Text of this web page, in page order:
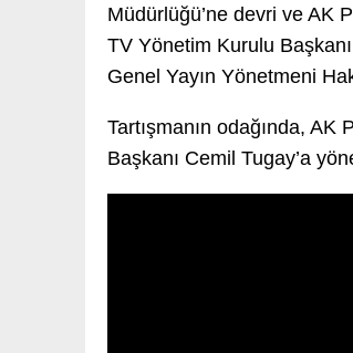
Müdürlüğü’ne devri ve AK
TV Yönetim Kurulu
Genel Yayın Yönetmeni
Tartışmanın odağında,
Başkanı Cemil Tugay’a